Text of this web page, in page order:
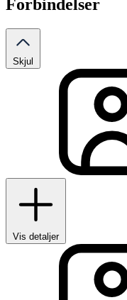
Forbindelser
Skjul
Vis detaljer